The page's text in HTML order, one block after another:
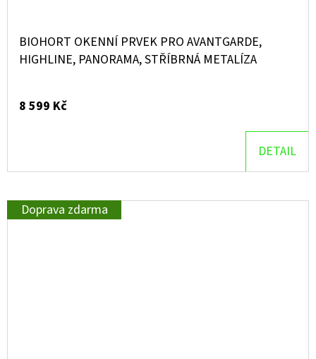
BIOHORT OKENNÍ PRVEK PRO AVANTGARDE,
HIGHLINE, PANORAMA, STŘÍBRNÁ METALÍZA
8 599 Kč
DETAIL
Doprava zdarma